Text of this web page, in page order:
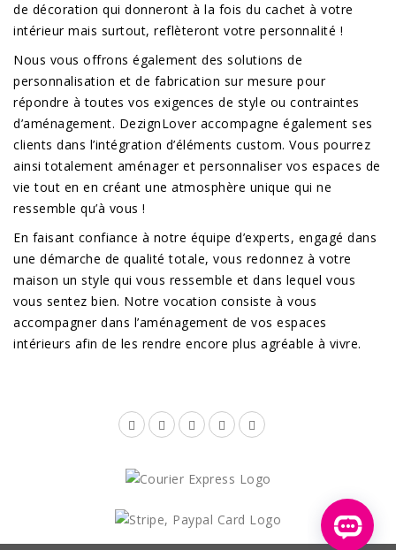
de décoration qui donneront à la fois du cachet à votre
intérieur mais surtout, reflèteront votre personnalité !
Nous vous offrons également des solutions de
personnalisation et de fabrication sur mesure pour
répondre à toutes vos exigences de style ou contraintes
d’aménagement. DezignLover accompagne également ses
clients dans l’intégration d’éléments custom. Vous pourrez
ainsi totalement aménager et personnaliser vos espaces de
vie tout en en créant une atmosphère unique qui ne
ressemble qu’à vous !
En faisant confiance à notre équipe d’experts, engagé dans
une démarche de qualité totale, vous redonnez à votre
maison un style qui vous ressemble et dans lequel vous
vous sentez bien. Notre vocation consiste à vous
accompagner dans l’aménagement de vos espaces
intérieurs afin de les rendre encore plus agréable à vivre.